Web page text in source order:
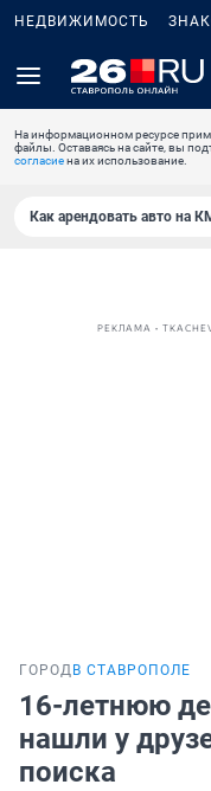
НЕДВИЖИМОСТЬ
На информационном ресурсе
файлы. Оставаясь на сайте, вы
согласиена их использование.
Как арендовать авто на
РЕКЛАМА •
ГОРОД В СТАВРОПОЛЕ
16-летнюю
нашли у
поиска